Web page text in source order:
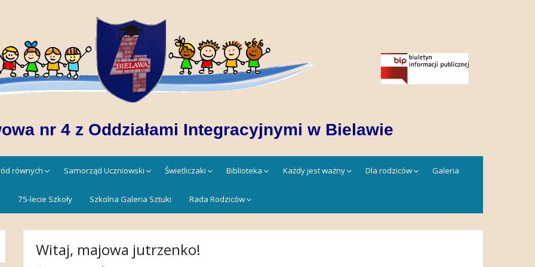
nr 4 z Oddziałami Integracyjnymi w Bielawie
równych Samorząd Uczniowski Świetliczaki Biblioteka Każdy jest ważny Dla rodziców Galeria
75-lecie Szkoły Szkolna Galeria Sztuki Rada Rodziców
Witaj, majowa jutrzenko!